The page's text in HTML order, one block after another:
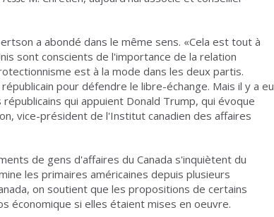
a abondé dans le même sens. «Cela est tout à
sont conscients de l'importance de la relation
est à la mode dans les deux partis.
pour défendre le libre-échange. Mais il y a eu
qui appuient Donald Trump, qui évoque
vice-président de l'Institut canadien des affaires
de gens d'affaires du Canada s'inquiètent du
les primaires américaines depuis plusieurs
on soutient que les propositions de certains
économique si elles étaient mises en oeuvre.